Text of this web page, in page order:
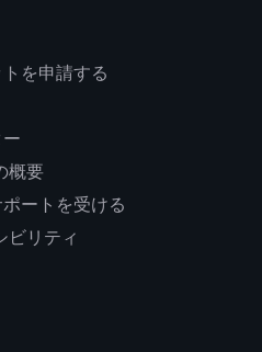
を申請する
概要
ートを受ける
ビリティ